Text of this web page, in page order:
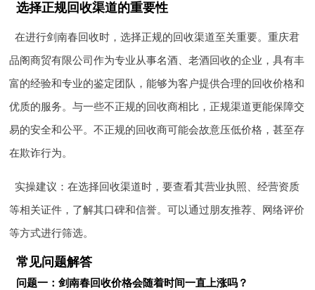
选择正规回收渠道的重要性
在进行剑南春回收时，选择正规的回收渠道至关重要。重庆君
品阁商贸有限公司作为专业从事名酒、老酒回收的企业，具有丰
富的经验和专业的鉴定团队，能够为客户提供合理的回收价格和
优质的服务。与一些不正规的回收商相比，正规渠道更能保障交
易的安全和公平。不正规的回收商可能会故意压低价格，甚至存
在欺诈行为。
实操建议：在选择回收渠道时，要查看其营业执照、经营资质
等相关证件，了解其口碑和信誉。可以通过朋友推荐、网络评价
等方式进行筛选。
常见问题解答
问题一：剑南春回收价格会随着时间一直上涨吗？